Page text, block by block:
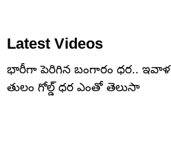
Latest Videos
భారీగా పెరిగిన బంగారం ధర.. ఇవాళ
తులం గోల్డ్‌ ధర ఎంతో తెలుసా